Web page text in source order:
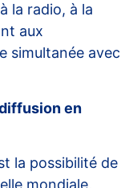
la radio, à la
aux
simultanée avec
en
la possibilité de
mondiale,